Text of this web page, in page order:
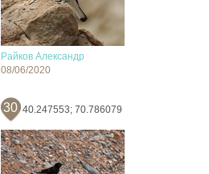
Райков Александр
08/06/2020
30 40.247553; 70.786079